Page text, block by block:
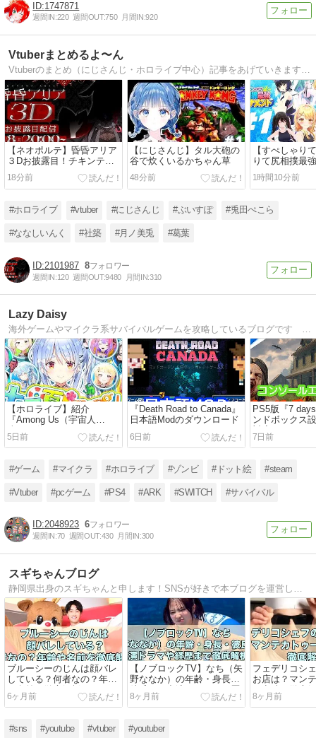
1747871
週間IN:220 週間OUT:750 月間IN:920
Vtuberまとめるよ〜ん
【ネオポルテ】昏昏アリア
３Dお披露目！チキンテカ
テカ
18分前
【にじさんじ】タル大砲の
谷で炊くいるかちゃん草
48分前
【すぺしゃり
りて尻相撲最
ト#1！やはり
いわね
1時間10分前
#ホロライブ #vtuber #にじさんじ #ぶいすぽ #兎田ぺこら
#ななしいんく #社築 #月ノ美兎 #葛葉
2101987 8
週間IN:120 週間OUT:9480 月間IN:310
Lazy Daisy
【ホロライブ】紹介
『Among Us（宇宙人
狼）』動画まとめ🌸
5日前
『Death Road to Canada』
日本語Modのダウンロード
6日前
PS5版『7
ンドボックス
対応）
7日前
#ゲーム #マイクラ #ホロライブ #ゾンビ #ドット絵 #steam
#Vtuber #pcゲーム #PS4 #ARK #SWITCH #サバイバル
2048923 6
週間IN:70 週間OUT:430 月間IN:300
スギちゃんブログ
ブルーシーのじんは顔バレ
している？何者なの？年齢
や名前を徹底解析！
6ヶ月前
【ノブロックTV】なち（矢
野ななか）の年齢・身長・
彼氏は？出演ドラマや経歴
まで徹底解析！
8ヶ月前
フェデリコシ
お店は？マン
の意味も徹底
8ヶ月前
#sns #youtube #vtuber #youtuber